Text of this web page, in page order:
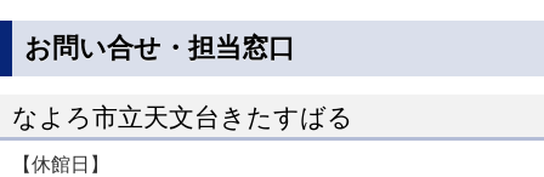
ま
ジ
お問い合せ・担当窓口
なよろ市立天文台きたすばる
【休館日】